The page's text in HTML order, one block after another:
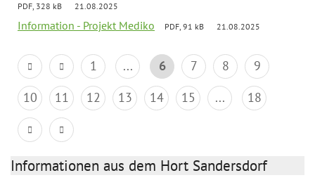
PDF, 328 kB 21.08.2025
Information - Projekt Mediko PDF, 91 kB 21.08.2025
1 ... 6 7 8
9
10
11 12 13 14 15 ... 18
Informationen aus dem Hort Sandersdorf